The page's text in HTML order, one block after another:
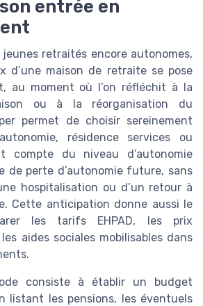
entrée en
retraités encore autonomes,
d’une maison de retraite se pose
au moment où l’on réfléchit à la
ou à la réorganisation du
permet de choisir sereinement
résidence services ou
compte du niveau d’autonomie
de perte d’autonomie future, sans
hospitalisation ou d’un retour à
Cette anticipation donne aussi le
les tarifs EHPAD, les prix
aides sociales mobilisables dans
consiste à établir un budget
listant les pensions, les éventuels